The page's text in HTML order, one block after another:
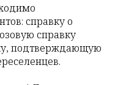
справку о
справку
подтверждающую